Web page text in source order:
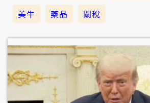
美牛
藥品 關稅